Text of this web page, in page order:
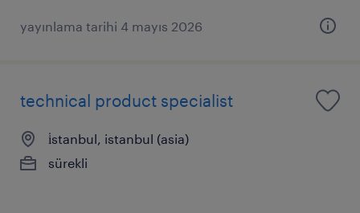
yayınlama tarihi 4 mayıs 2026
technical product specialist
i̇stanbul, istanbul (asia)
sürekli